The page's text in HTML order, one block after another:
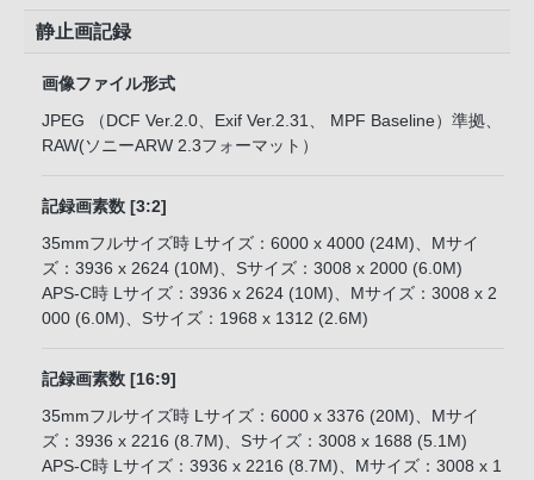
静止画記録
画像ファイル形式
JPEG （DCF Ver.2.0、Exif Ver.2.31、 MPF Baseline）準拠、
RAW(ソニーARW 2.3フォーマット）
記録画素数 [3:2]
35mmフルサイズ時 Lサイズ：6000 x 4000 (24M)、Mサイ
ズ：3936 x 2624 (10M)、Sサイズ：3008 x 2000 (6.0M)
APS-C時 Lサイズ：3936 x 2624 (10M)、Mサイズ：3008 x 2
000 (6.0M)、Sサイズ：1968 x 1312 (2.6M)
記録画素数 [16:9]
35mmフルサイズ時 Lサイズ：6000 x 3376 (20M)、Mサイ
ズ：3936 x 2216 (8.7M)、Sサイズ：3008 x 1688 (5.1M)
APS-C時 Lサイズ：3936 x 2216 (8.7M)、Mサイズ：3008 x 1